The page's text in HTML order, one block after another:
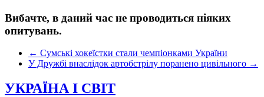
Вибачте, в даний час не проводиться ніяких
опитувань.
← Сумські хокеїстки стали чемпіонками України
У Дружбі внаслідок артобстрілу поранено цивільного →
УКРАЇНА І СВІТ